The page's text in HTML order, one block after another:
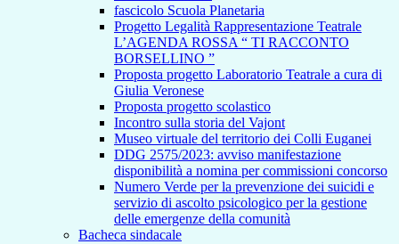
fascicolo Scuola Planetaria
Progetto Legalità Rappresentazione Teatrale
L’AGENDA ROSSA “ TI RACCONTO
BORSELLINO ”
Proposta progetto Laboratorio Teatrale a cura di
Giulia Veronese
Proposta progetto scolastico
Incontro sulla storia del Vajont
Museo virtuale del territorio dei Colli Euganei
DDG 2575/2023: avviso manifestazione
disponibilità a nomina per commissioni concorso
Numero Verde per la prevenzione dei suicidi e
servizio di ascolto psicologico per la gestione
delle emergenze della comunità
Bacheca sindacale